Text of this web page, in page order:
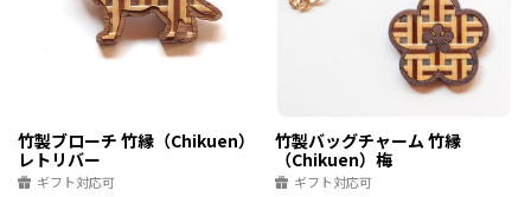
竹製ブローチ 竹縁（Chikuen）
レトリバー
ギフト対応可
竹製バッグチャーム 竹縁
（Chikuen）梅
ギフト対応可